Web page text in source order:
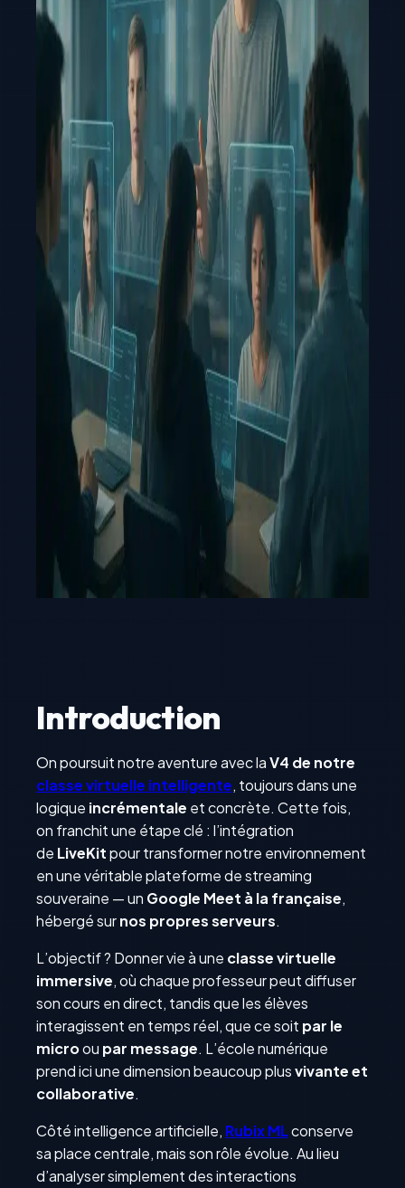
Introduction
On poursuit notre aventure avec laV4 de notre
classe virtuelle intelligente, toujours dans une
logique incrémentale et concrète. Cette fois,
on franchit une étape clé : l’intégration
de LiveKitpour transformer notre environnement
en une véritable plateforme de streaming
souveraine — un Google Meet à la française,
hébergé surnos propres serveurs.
L’objectif ? Donner vie à une classe virtuelle
immersive, où chaque professeur peut diffuser
son cours en direct, tandis que les élèves
interagissent en temps réel, que ce soit par le
microou par message. L’école numérique
prend ici une dimension beaucoup plusvivante et
collaborative.
Côté intelligence artificielle, Rubix MLconserve
sa place centrale, mais son rôle évolue. Au lieu
d’analyser simplement des interactions